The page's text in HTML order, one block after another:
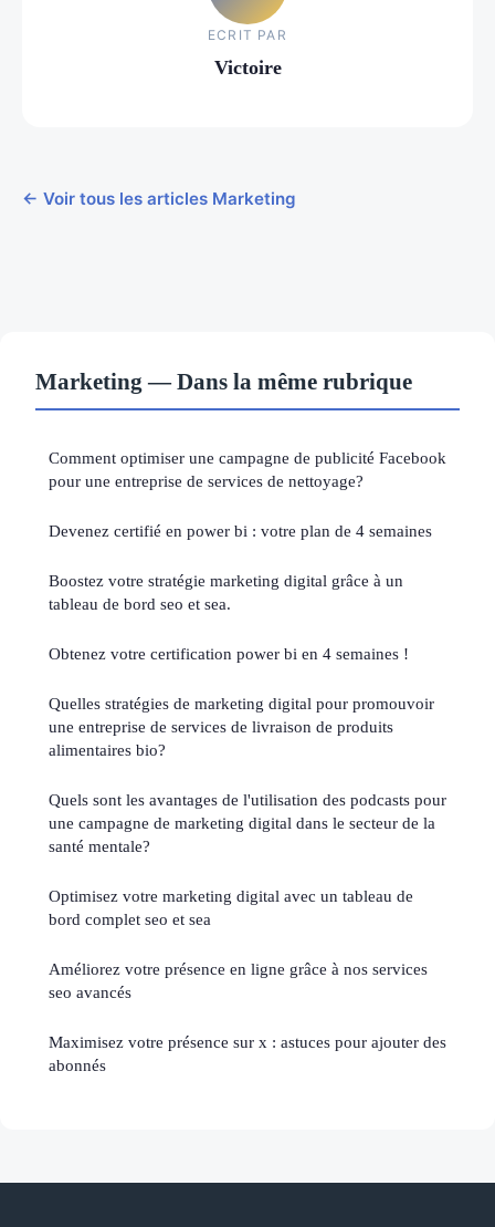
ECRIT PAR
Victoire
← Voir tous les articles Marketing
Marketing — Dans la même rubrique
Comment optimiser une campagne de publicité Facebook
pour une entreprise de services de nettoyage?
Devenez certifié en power bi : votre plan de 4 semaines
Boostez votre stratégie marketing digital grâce à un
tableau de bord seo et sea.
Obtenez votre certification power bi en 4 semaines !
Quelles stratégies de marketing digital pour promouvoir
une entreprise de services de livraison de produits
alimentaires bio?
Quels sont les avantages de l'utilisation des podcasts pour
une campagne de marketing digital dans le secteur de la
santé mentale?
Optimisez votre marketing digital avec un tableau de
bord complet seo et sea
Améliorez votre présence en ligne grâce à nos services
seo avancés
Maximisez votre présence sur x : astuces pour ajouter des
abonnés